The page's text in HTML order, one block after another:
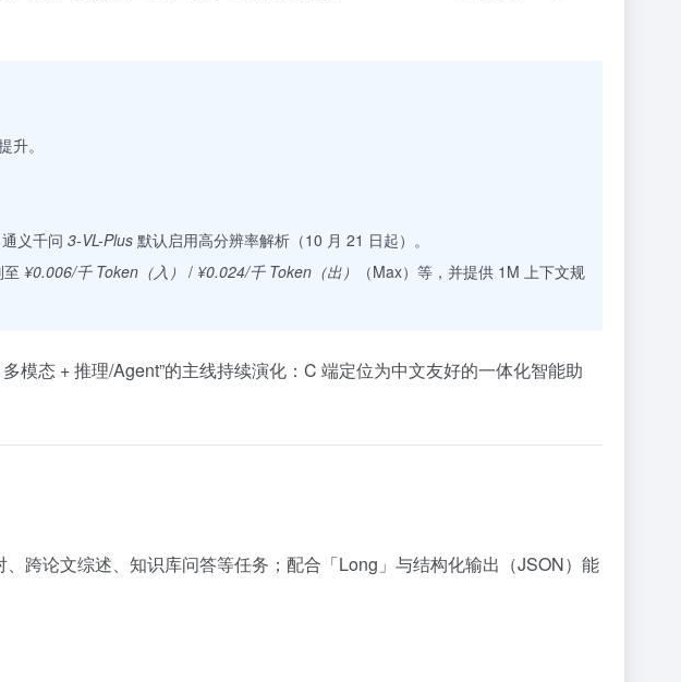
。
义千问 3-VL-Plus 默认启用高分辨率解析（10 月 21 日起）。
¥0.006/千 Token（入） / ¥0.024/千 Token（出）
（Max）等，并提供 1M 上下文规
态 + 推理/Agent”的主线持续演化：C 端定位为中文友好的一体化智能助
跨论文综述、知识库问答等任务；配合「Long」与结构化输出（JSON）能